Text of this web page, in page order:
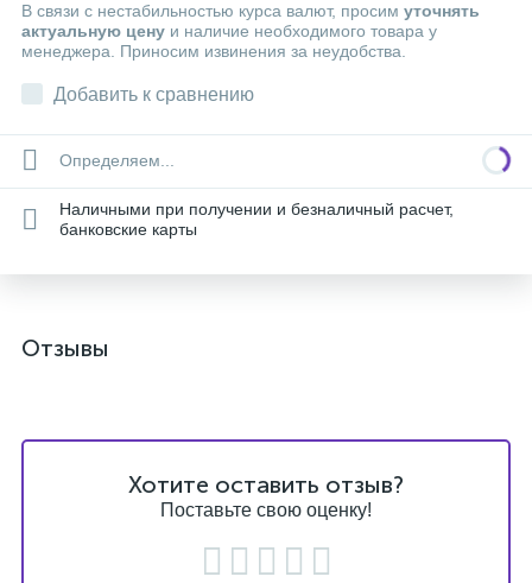
В связи с нестабильностью курса валют, просим уточнять
актуальную цену и наличие необходимого товара у
менеджера. Приносим извинения за неудобства.
Добавить к сравнению
Определяем...
Наличными при получении и безналичный расчет,
банковские карты
Отзывы
Хотите оставить отзыв?
Поставьте свою оценку!